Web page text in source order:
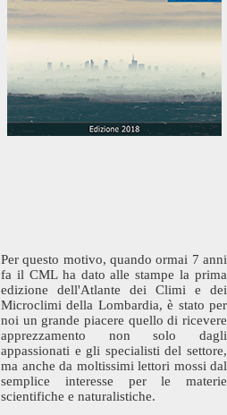
Per questo motivo, quando ormai 7 anni
fa il CML ha dato alle stampe la prima
edizione dell'Atlante dei Climi e dei
Microclimi della Lombardia, è stato per
noi un grande piacere quello di ricevere
apprezzamento non solo dagli
appassionati e gli specialisti del settore,
ma anche da moltissimi lettori mossi dal
semplice interesse per le materie
scientifiche e naturalistiche.